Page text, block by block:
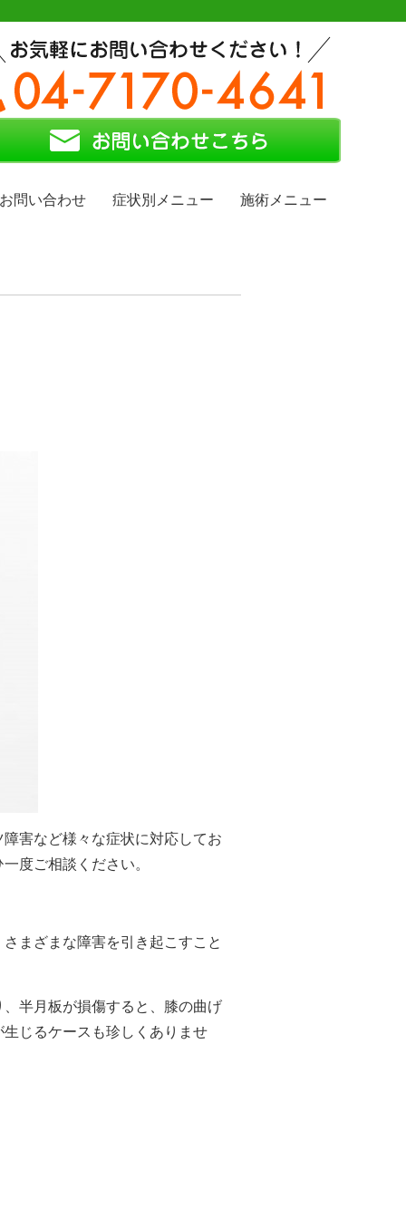
お問い合わせ 症状別メニュー 施術メニュー
害など様々な症状に対応してお
度ご相談ください。
まざまな障害を引き起こすこと
半月板が損傷すると、膝の曲げ
じるケースも珍しくありませ